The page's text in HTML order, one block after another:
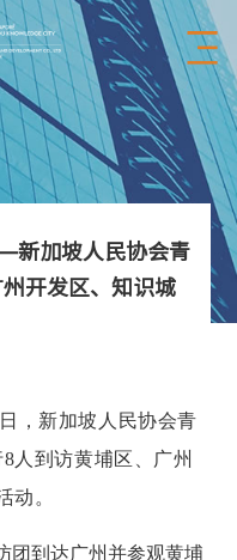
新加坡人民协会青
开发区、知识城
，新加坡人民协会青
人到访黄埔区、广州
动。
团到达广州并参观黄埔